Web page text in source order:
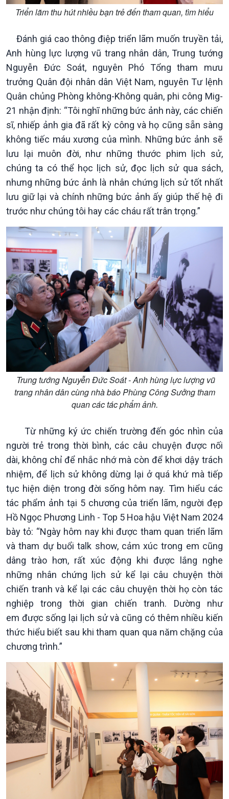
Xã hội
Tin Đời sống & Xã hội
360 độ Sức khỏe
Chuyển đổi Xanh
Tài nguyên và Môi trường
Chuyên gia của bạn
Xã hội chuyển động
Bước chân đến trường
Khoa học & Công nghệ
Tin Khoa học & Công nghệ
Kết nối công nghệ
Sống chung với biến đổi
khí hậu
Văn hoá & Du lịch
Tin Văn hoá & Du lịch
Chát với người nổi tiếng
Câu chuyện Thể thao
Multimedia
Ảnh
Video
Infographic
E-Magazine
Góc nhìn VOV1
Triển lãm thu hút nhiều bạn trẻ đến tham quan, tìm hiểu
Đánh giá cao thông điệp triển lãm muốn truyền tải,
Anh hùng lực lượng vũ trang nhân dân, Trung tướng
Nguyễn Đức Soát, nguyên Phó Tổng tham mưu
trưởng Quân đội nhân dân Việt Nam, nguyên Tư lệnh
Quân chủng Phòng không-Không quân, phi công Mig-
21 nhận định: “Tôi nghĩ những bức ảnh này, các chiến
sĩ, nhiếp ảnh gia đã rất kỳ công và họ cũng sẵn sàng
không tiếc máu xương của mình. Những bức ảnh sẽ
lưu lại muôn đời, như những thước phim lịch sử,
chúng ta có thể học lịch sử, đọc lịch sử qua sách,
nhưng những bức ảnh là nhân chứng lịch sử tốt nhất
lưu giữ lại và chính những bức ảnh ấy giúp thế hệ đi
trước như chúng tôi hay các cháu rất trân trọng.”
Trung tướng Nguyễn Đức Soát - Anh hùng lực lượng vũ
trang nhân dân cùng nhà báo Phùng Công Sưởng tham
quan các tác phẩm ảnh.
Từ những ký ức chiến trường đến góc nhìn của
người trẻ trong thời bình, các câu chuyện được nối
dài, không chỉ để nhắc nhớ mà còn để khơi dậy trách
nhiệm, để lịch sử không dừng lại ở quá khứ mà tiếp
tục hiện diện trong đời sống hôm nay. Tìm hiểu các
tác phẩm ảnh tại 5 chương của triển lãm, người đẹp
Hồ Ngọc Phương Linh - Top 5 Hoa hậu Việt Nam 2024
bày tỏ: “Ngày hôm nay khi được tham quan triển lãm
và tham dự buổi talk show, cảm xúc trong em cũng
dâng trào hơn, rất xúc động khi được lắng nghe
những nhân chứng lịch sử kể lại câu chuyện thời
chiến tranh và kể lại các câu chuyện thời họ còn tác
nghiệp trong thời gian chiến tranh. Dường như
em được sống lại lịch sử và cũng có thêm nhiều kiến
thức hiểu biết sau khi tham quan qua năm chặng của
chương trình.”